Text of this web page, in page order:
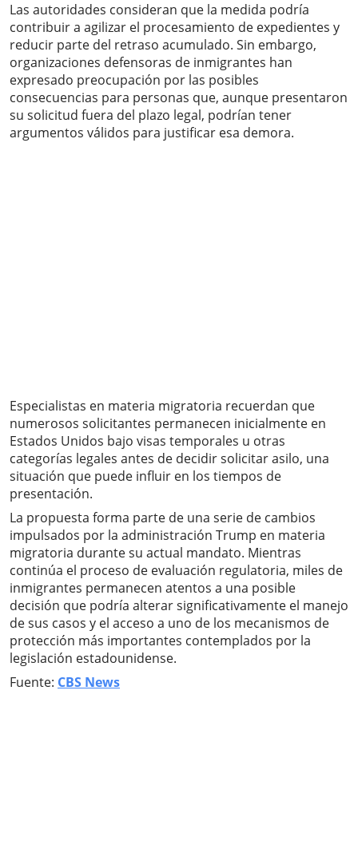
Las autoridades consideran que la medida podría
contribuir a agilizar el procesamiento de expedientes y
reducir parte del retraso acumulado. Sin embargo,
organizaciones defensoras de inmigrantes han
expresado preocupación por las posibles
consecuencias para personas que, aunque presentaron
su solicitud fuera del plazo legal, podrían tener
argumentos válidos para justificar esa demora.
Especialistas en materia migratoria recuerdan que
numerosos solicitantes permanecen inicialmente en
Estados Unidos bajo visas temporales u otras
categorías legales antes de decidir solicitar asilo, una
situación que puede influir en los tiempos de
presentación.
La propuesta forma parte de una serie de cambios
impulsados por la administración Trump en materia
migratoria durante su actual mandato. Mientras
continúa el proceso de evaluación regulatoria, miles de
inmigrantes permanecen atentos a una posible
decisión que podría alterar significativamente el manejo
de sus casos y el acceso a uno de los mecanismos de
protección más importantes contemplados por la
legislación estadounidense.
Fuente: CBS News